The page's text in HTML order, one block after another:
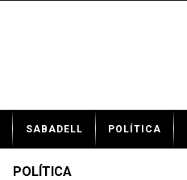
t
SABADELL POLÍTICA
POLÍTICA